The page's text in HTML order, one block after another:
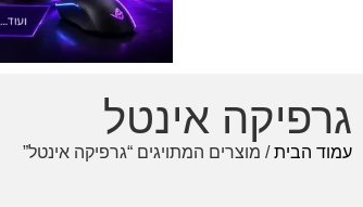
גרפיקה אינטל
עמוד הבית/ מוצרים המתויגים “גרפיקה אינטל”